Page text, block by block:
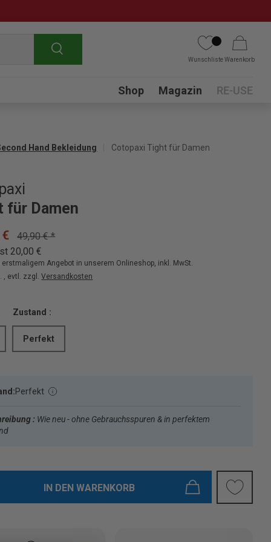
Suchen
WunschlisteWarenkorb
Submenu
Shop Magazin RE-USE
Hand Bekleidung Cotopaxi Tight für Damen
für Damen
49,90 € *
20,00 €
erstmaligem Angebot in unserem Onlineshop, inkl. MwSt.
, evtl. zzgl.Versandkosten
Zustand :
Perfekt
Perfekt
: Wie neu - ohne Gebrauchsspuren & in perfektem
IN DEN WARENKORB